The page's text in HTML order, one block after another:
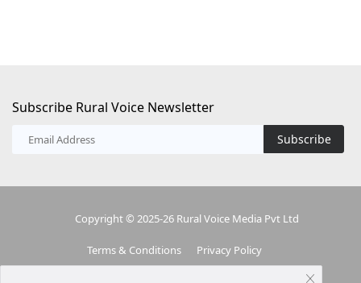
Subscribe Rural Voice Newsletter
Subscribe
Copyright © 2025-26 Rural Voice Media Pvt Ltd
Terms & Conditions Privacy Policy